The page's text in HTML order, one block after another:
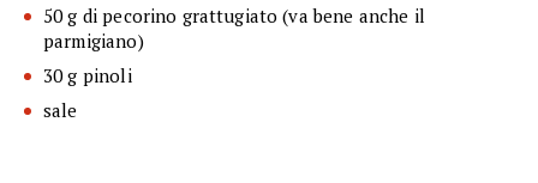
50 g di pecorino grattugiato (va bene anche il
parmigiano)
30 g pinoli
sale